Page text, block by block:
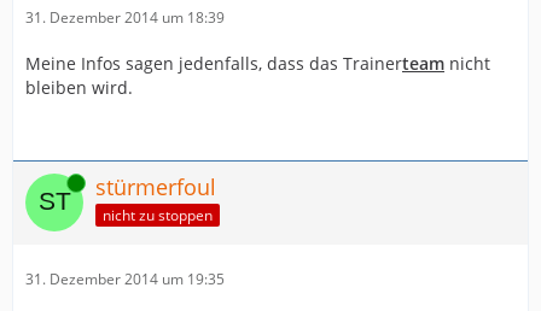
31. Dezember 2014 um 18:39
Meine Infos sagen jedenfalls, dass das Trainerteam nicht
bleiben wird.
Online stürmerfoul
nicht zu stoppen
31. Dezember 2014 um 19:35